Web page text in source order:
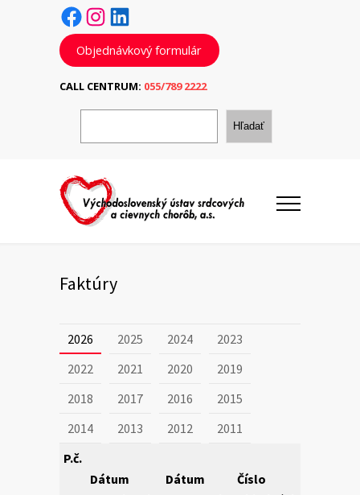
Facebook Instagram LinkedIn
Objednávkový formulár
CALL CENTRUM: 055/789 2222
H
d
Hľadať
Faktúry
2026 2025 2024
2023
2022
2021 2020
2019
2018
2017 2016
2015
2014
2013 2012
2011
P.č.
Dátum
Dátum
Číslo